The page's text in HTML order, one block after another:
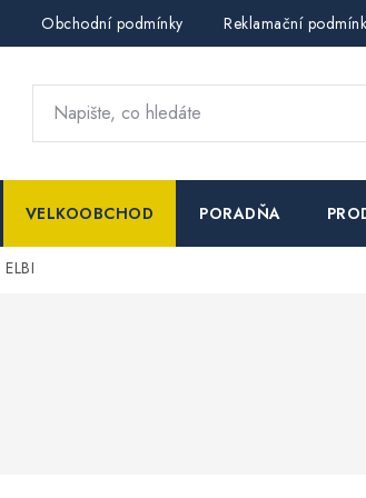
Obchodní podmínky Reklamační
VELKOOBCHOD PORADŇA
ELBI